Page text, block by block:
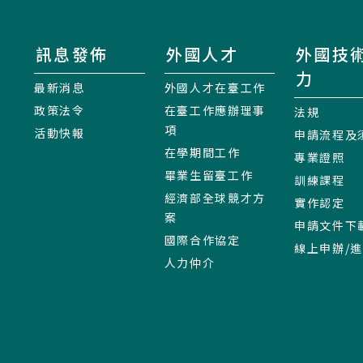
訊息發佈
最新消息
政策法令
活動快報
外國人才
外國人才在臺工作
在臺工作應辦理事
項
在學期間工作
畢業生留臺工作
經濟部全球競才方
案
國際合作協定
人力仲介
外國技
力
法規
申請流程及
專業證照
訓練課程
實作認定
申請文件下
線上申辦/